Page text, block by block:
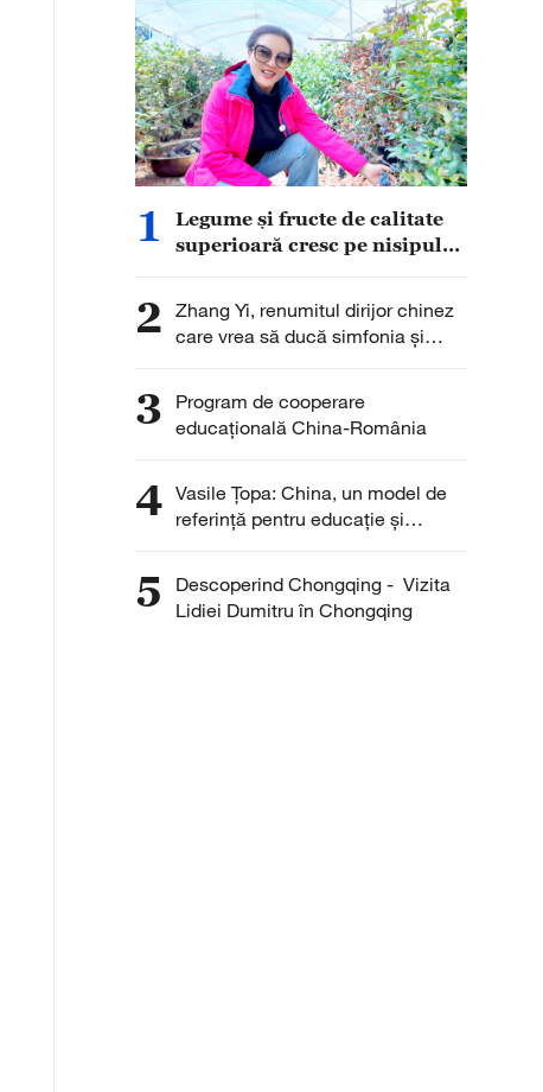
1
Legume și fructe de calitate
superioară cresc pe nisipul
2 Zhang Yi, renumitul dirijor chinez
care vrea să ducă simfonia și
baletul din China pe scenele din
3
Program de cooperare
educațională China-România
4 Vasile Țopa: China, un model de
referință pentru educație și
cercetare
5
Descoperind Chongqing - Vizita
Lidiei Dumitru în Chongqing